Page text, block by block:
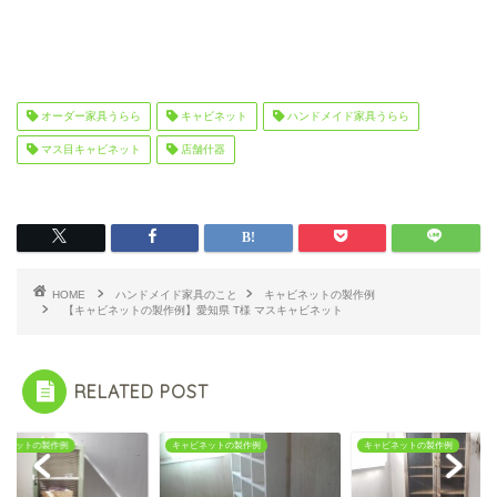
オーダー家具うらら キャビネット ハンドメイド家具うらら
マス目キャビネット 店舗什器
HOME ハンドメイド家具のこと
キャビネットの製作例
【キャビネットの製作例】愛知県 T様 マスキャビネット
RELATED POST
ネットの製作例 キャビネットの製作例 キャビネットの製作例